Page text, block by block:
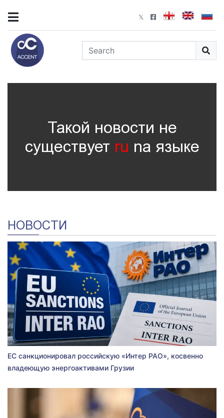
Такой новости не
существует ru nа языке
НОВОСТИ
ЕС санкционировал российскую «Интер РАО», косвенно
владеющую энергоактивами Грузии